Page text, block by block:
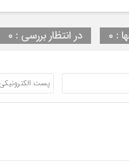
: 0 در انتظار بررسی : 0